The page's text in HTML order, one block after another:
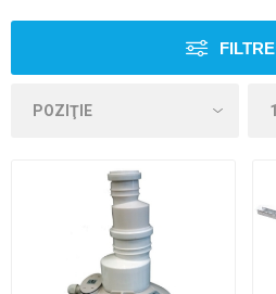
FILTRE